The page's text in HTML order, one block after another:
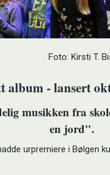
Foto: Kirsti T.
album - lansert
musikken fra
en jord".
urpremiere i Bølgen